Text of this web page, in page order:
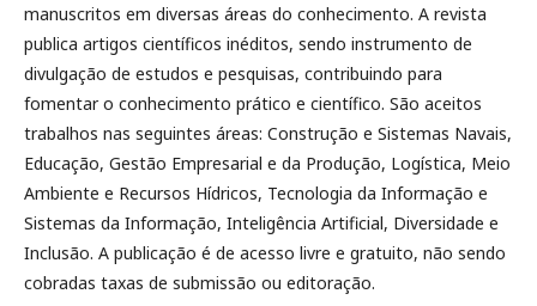
manuscritos em diversas áreas do conhecimento. A revista
publica artigos científicos inéditos, sendo instrumento de
divulgação de estudos e pesquisas, contribuindo para
fomentar o conhecimento prático e científico. São aceitos
trabalhos nas seguintes áreas: Construção e Sistemas Navais,
Educação, Gestão Empresarial e da Produção, Logística, Meio
Ambiente e Recursos Hídricos, Tecnologia da Informação e
Sistemas da Informação, Inteligência Artificial, Diversidade e
Inclusão. A publicação é de acesso livre e gratuito, não sendo
cobradas taxas de submissão ou editoração.